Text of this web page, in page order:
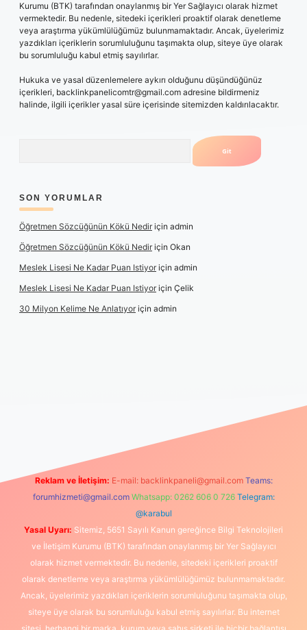
Kurumu (BTK) tarafından onaylanmış bir Yer Sağlayıcı olarak hizmet
vermektedir. Bu nedenle, sitedeki içerikleri proaktif olarak denetleme
veya araştırma yükümlülüğümüz bulunmamaktadır. Ancak, üyelerimiz
yazdıkları içeriklerin sorumluluğunu taşımakta olup, siteye üye olarak
bu sorumluluğu kabul etmiş sayılırlar.
Hukuka ve yasal düzenlemelere aykırı olduğunu düşündüğünüz
içerikleri, backlinkpanelicomtr@gmail.com adresine bildirmeniz
halinde, ilgili içerikler yasal süre içerisinde sitemizden kaldırılacaktır.
SON YORUMLAR
Öğretmen Sözcüğünün Kökü Nediriçin admin
Öğretmen Sözcüğünün Kökü Nediriçin Okan
Meslek Lisesi Ne Kadar Puan Istiyoriçin admin
Meslek Lisesi Ne Kadar Puan Istiyoriçin Çelik
30 Milyon Kelime Ne Anlatıyoriçin admin
Reklam ve İletişim: E-mail: backlinkpaneli@gmail.com Teams:
forumhizmeti@gmail.com Whatsapp: 0262 606 0 726 Telegram:
@karabul
Yasal Uyarı: Sitemiz, 5651 Sayılı Kanun gereğince Bilgi Teknolojileri
ve İletişim Kurumu (BTK) tarafından onaylanmış bir Yer Sağlayıcı
olarak hizmet vermektedir. Bu nedenle, sitedeki içerikleri proaktif
olarak denetleme veya araştırma yükümlülüğümüz bulunmamaktadır.
Ancak, üyelerimiz yazdıkları içeriklerin sorumluluğunu taşımakta olup,
siteye üye olarak bu sorumluluğu kabul etmiş sayılırlar. Bu internet